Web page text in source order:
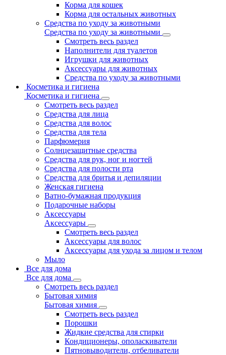
Корма для кошек
Корма для остальных животных
Средства по уходу за животными
Средства по уходу за животными
Смотреть весь раздел
Наполнители для туалетов
Игрушки для животных
Аксессуары для животных
Средства по уходу за животными
Косметика и гигиена
Косметика и гигиена
Смотреть весь раздел
Средства для лица
Средства для волос
Средства для тела
Парфюмерия
Солнцезащитные средства
Средства для рук, ног и ногтей
Средства для полости рта
Средства для бритья и депиляции
Женская гигиена
Ватно-бумажная продукция
Подарочные наборы
Аксессуары
Аксессуары
Смотреть весь раздел
Аксессуары для волос
Аксессуары для ухода за лицом и телом
Мыло
Все для дома
Все для дома
Смотреть весь раздел
Бытовая химия
Бытовая химия
Смотреть весь раздел
Порошки
Жидкие средства для стирки
Кондиционеры, ополаскиватели
Пятновыводители, отбеливатели